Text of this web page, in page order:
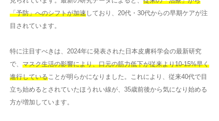
「予防」へのシフトが加速 しており、20代・30代からの早期ケアが注
目されています。
特に注目すべきは、2024年に発表された日本皮膚科学会の最新研究
で、 マスク生活の影響により、口元の筋力低下が従来より10-15%早く
進行していることが明らかになりました。これにより、従来40代で目
立ち始めるとされていたほうれい線が、35歳前後から気になり始める
方が増加しています。